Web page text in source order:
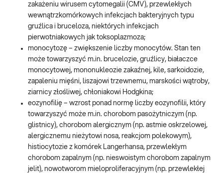
zakażeniu wirusem cytomegalii (CMV), przewlekłych
wewnątrzkomórkowych infekcjach bakteryjnych typu
gruźlica i bruceloza, niektórych infekcjach
pierwotniakowych jak toksoplazmoza;
monocytozę – zwiększenie liczby monocytów. Stan ten
może towarzyszyć m.in. brucelozie, gruźlicy, białaczce
monocytowej, mononukleozie zakaźnej, kile, sarkoidozie,
zapaleniu mięśni, liszajowi trzewnemu, marskości wątroby,
ziarnicy złośliwej, chłoniakowi Hodgkina;
eozynofilię – wzrost ponad normę liczby eozynofilii, który
towarzyszyć może m.in. chorobom pasożytniczym (np.
glistnicy), chorobom alergicznym (np. astmie oskrzelowej,
alergicznemu nieżytowi nosa, reakcjom polekowym),
histiocytozie z komórek Langerhansa, przewlekłym
chorobom zapalnym (np. nieswoistym chorobom zapalnym
jelit), nowotworom mieloproliferacyjnym (np. przewlekłej